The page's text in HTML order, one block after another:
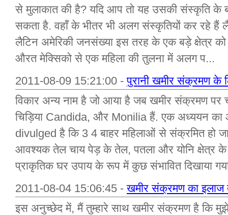
से मुलाकात की है? यदि आप तो यह उसकी संस्कृति के
सकता है. वहाँ के भीतर भी अलग संस्कृतियों कर रहे हैं
लैटिन अमेरिकी जनसंख्या इस तरह के एक बड़े क्षेत्र को
औरत मेक्सिको से एक महिला की तुलना में अलग प...
2011-08-09 15:21:00 -पुरानी खमीर संक्रमण के
विकार अन्य नाम है जो आया है जब खमीर संक्रमण पर
चिड़िया Candida, और Monilia हैं. एक अध्ययन का
divulged है कि 3 4 बाहर महिलाओं से संक्रमित हो
आवश्यक तेल चाय पेड़ के तेल, पतला और योनि क्षेत्र
प्राकृतिक घर उपाय के रूप में कुछ संभावित दिखाया
2011-08-04 15:06:45 -खमीर संक्रमण का इलाज
इस अनुच्छेद में, मैं तुम्हारे साथ खमीर संक्रमण है कि